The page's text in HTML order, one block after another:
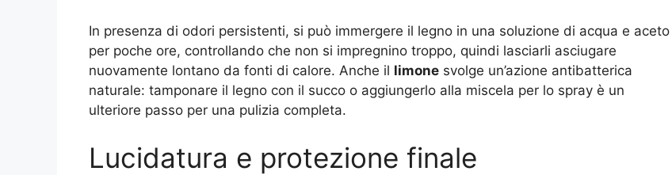
In presenza di odori persistenti, si può immergere il legno in una soluzione di acqua e aceto
per poche ore, controllando che non si impregnino troppo, quindi lasciarli asciugare
nuovamente lontano da fonti di calore. Anche il limone svolge un’azione antibatterica
naturale: tamponare il legno con il succo o aggiungerlo alla miscela per lo spray è un
ulteriore passo per una pulizia completa.
Lucidatura e protezione finale